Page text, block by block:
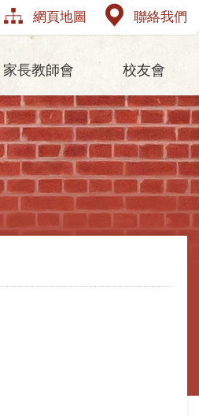
網頁地圖 聯絡我們
家長教師會 校友會